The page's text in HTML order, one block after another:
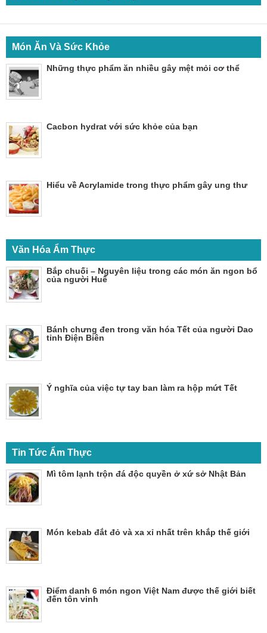
Món Ăn Và Sức Khỏe
Những thực phẩm ăn nhiều gây mệt mỏi cơ thể
Cacbon hydrat với sức khỏe của bạn
Hiểu về Acrylamide trong thực phẩm gây ung thư
Văn Hóa Ẩm Thực
Bắp chuối – Nguyên liệu trong các món ăn ngon bổ
của người Huế
Bánh chưng đen trong văn hóa Tết của người Dao
tỉnh Điện Biên
Ý nghĩa của việc tự tay ban làm ra hộp mứt Tết
Tin Tức Ẩm Thực
Mì tôm lạnh trộn đá độc quyền ở xứ sở Nhật Bản
Món kebab đắt đỏ và xa xỉ nhất trên khắp thế giới
Điểm danh 6 món ngon Việt Nam được thế giới biết
đến tôn vinh